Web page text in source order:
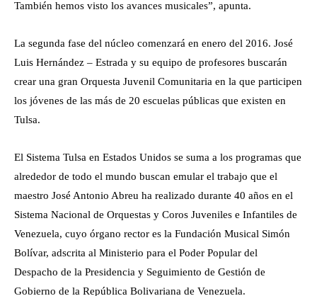
También hemos visto los avances musicales”, apunta.
La segunda fase del núcleo comenzará en enero del 2016. José
Luis Hernández – Estrada y su equipo de profesores buscarán
crear una gran Orquesta Juvenil Comunitaria en la que participen
los jóvenes de las más de 20 escuelas públicas que existen en
Tulsa.
El Sistema Tulsa en Estados Unidos se suma a los programas que
alrededor de todo el mundo buscan emular el trabajo que el
maestro José Antonio Abreu ha realizado durante 40 años en el
Sistema Nacional de Orquestas y Coros Juveniles e Infantiles de
Venezuela, cuyo órgano rector es la Fundación Musical Simón
Bolívar, adscrita al Ministerio para el Poder Popular del
Despacho de la Presidencia y Seguimiento de Gestión de
Gobierno de la República Bolivariana de Venezuela.